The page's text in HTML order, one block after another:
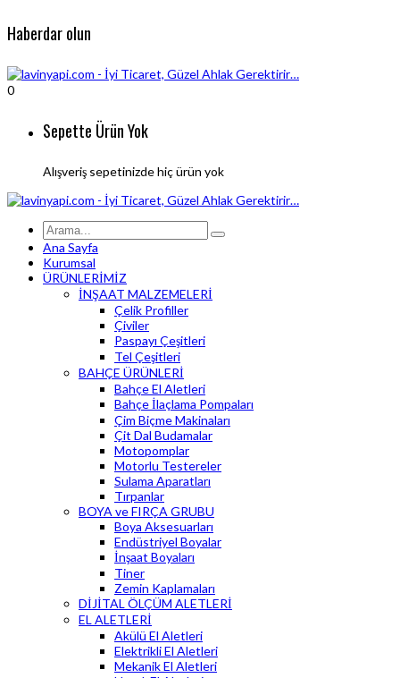
Haberdar olun
0
Sepette Ürün Yok
Alışveriş sepetinizde hiç ürün yok
Ana Sayfa
Kurumsal
ÜRÜNLERİMİZ
İNŞAAT MALZEMELERİ
Çelik Profiller
Çiviler
Paspayı Çeşitleri
Tel Çeşitleri
BAHÇE ÜRÜNLERİ
Bahçe El Aletleri
Bahçe İlaçlama Pompaları
Çim Biçme Makinaları
Çit Dal Budamalar
Motopomplar
Motorlu Testereler
Sulama Aparatları
Tırpanlar
BOYA ve FIRÇA GRUBU
Boya Aksesuarları
Endüstriyel Boyalar
İnşaat Boyaları
Tiner
Zemin Kaplamaları
DİJİTAL ÖLÇÜM ALETLERİ
EL ALETLERİ
Akülü El Aletleri
Elektrikli El Aletleri
Mekanik El Aletleri